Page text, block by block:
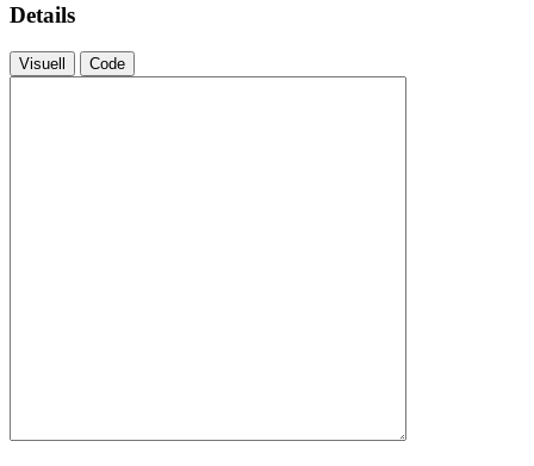
Details
Visuell Code